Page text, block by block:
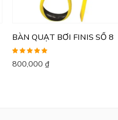
BÀN QUẠT BƠI FINIS SỐ 8
Được xếp
hạng5.005
800,000 ₫